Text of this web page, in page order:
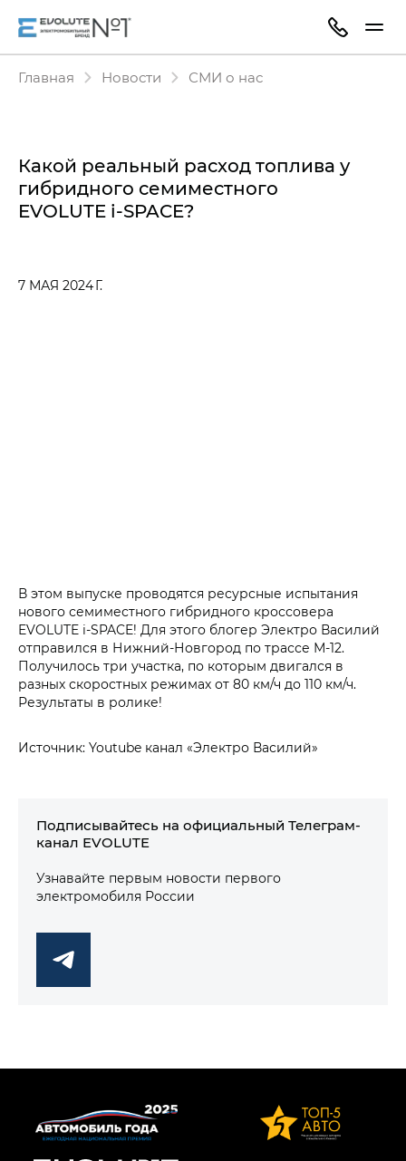
Главная Новости СМИ о нас
Какой реальный расход топлива у
гибридного семиместного
EVOLUTE i‑SPACE?
7 МАЯ 2024 Г.
В этом выпуске проводятся ресурсные испытания
нового семиместного гибридного кроссовера
EVOLUTE i‑SPACE! Для этого блогер Электро Василий
отправился в Нижний-Новгород по трассе М-12.
Получилось три участка, по которым двигался в
разных скоростных режимах от 80 км/ч до 110 км/ч.
Результаты в ролике!
Источник: Youtube канал «Электро Василий»
Подписывайтесь на официальный Телеграм-
канал EVOLUTE
Узнавайте первым новости первого
электромобиля России